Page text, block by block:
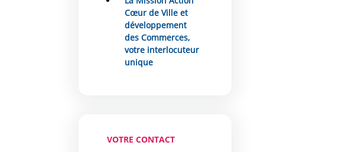
Cœur de Ville et
développement
des Commerces,
votre interlocuteur
unique
VOTRE CONTACT